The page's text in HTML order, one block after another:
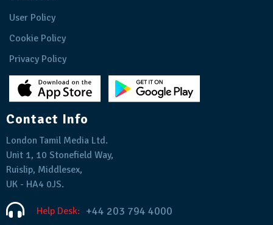
User Policy
Cookie Policy
Privacy Policy
Contact Info
London Tamil Media Ltd.
Unit 1, 10 Stonefield Way,
Ruislip, Middlesex,
UK - HA4 0JS.
Help Desk: +44 203 794 4000